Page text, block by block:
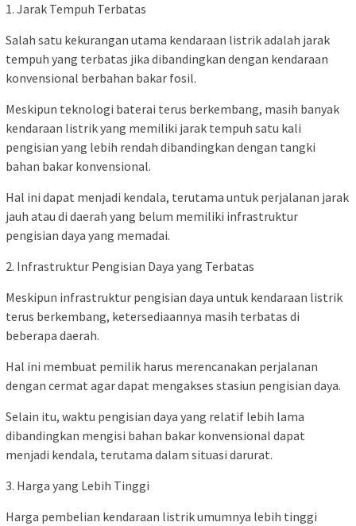
1. Jarak Tempuh Terbatas
Salah satu kekurangan utama kendaraan listrik adalah jarak
tempuh yang terbatas jika dibandingkan dengan kendaraan
konvensional berbahan bakar fosil.
Meskipun teknologi baterai terus berkembang, masih banyak
kendaraan listrik yang memiliki jarak tempuh satu kali
pengisian yang lebih rendah dibandingkan dengan tangki
bahan bakar konvensional.
Hal ini dapat menjadi kendala, terutama untuk perjalanan jarak
jauh atau di daerah yang belum memiliki infrastruktur
pengisian daya yang memadai.
2. Infrastruktur Pengisian Daya yang Terbatas
Meskipun infrastruktur pengisian daya untuk kendaraan listrik
terus berkembang, ketersediaannya masih terbatas di
beberapa daerah.
Hal ini membuat pemilik harus merencanakan perjalanan
dengan cermat agar dapat mengakses stasiun pengisian daya.
Selain itu, waktu pengisian daya yang relatif lebih lama
dibandingkan mengisi bahan bakar konvensional dapat
menjadi kendala, terutama dalam situasi darurat.
3. Harga yang Lebih Tinggi
Harga pembelian kendaraan listrik umumnya lebih tinggi